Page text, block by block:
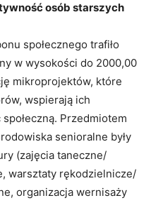
osób starszych
społecznego trafiło
w wysokości do 2000,00
mikroprojektów, które
wspierają ich
Przedmiotem
senioralne były
(zajęcia taneczne/
warsztaty rękodzielnicze/
organizacja wernisaży